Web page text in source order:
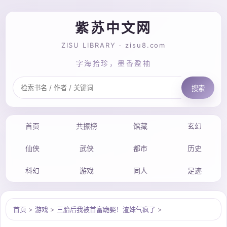
紫苏中文网
ZISU LIBRARY · zisu8.com
字海拾珍，墨香盈袖
搜索
首页 共振榜 馆藏 玄幻
仙侠 武侠 都市 历史
科幻 游戏 同人 足迹
首页 > 游戏 > 三胎后我被首富跪娶！渣妹气疯了 >